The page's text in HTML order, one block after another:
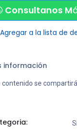
Consultanos M
Agregar a la lista de
información
contenido se